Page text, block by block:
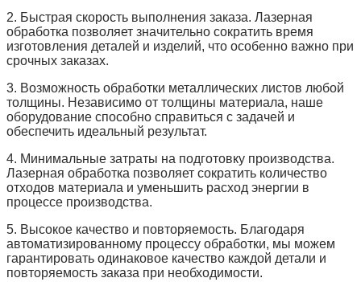
2. Быстрая скорость выполнения заказа. Лазерная
обработка позволяет значительно сократить время
изготовления деталей и изделий, что особенно важно при
срочных заказах.
3. Возможность обработки металлических листов любой
толщины. Независимо от толщины материала, наше
оборудование способно справиться с задачей и
обеспечить идеальный результат.
4. Минимальные затраты на подготовку производства.
Лазерная обработка позволяет сократить количество
отходов материала и уменьшить расход энергии в
процессе производства.
5. Высокое качество и повторяемость. Благодаря
автоматизированному процессу обработки, мы можем
гарантировать одинаковое качество каждой детали и
повторяемость заказа при необходимости.